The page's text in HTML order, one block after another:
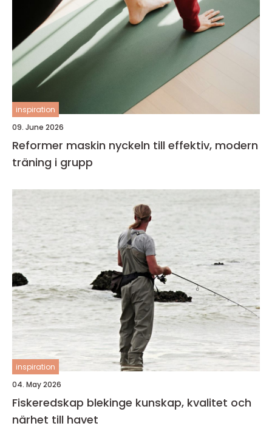
inspiration
09. June 2026
Reformer maskin nyckeln till effektiv, modern
träning i grupp
inspiration
04. May 2026
Fiskeredskap blekinge kunskap, kvalitet och
närhet till havet